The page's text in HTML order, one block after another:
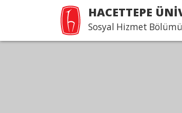
HACETTEPE
Sosyal Hizmet Bölümü